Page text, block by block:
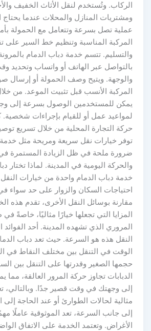
الركاب. وتُستخدم لنقل الأثاث الخفيف
ومشتريات المنازل والمحلات عندما يحتاج
عملية تصل بسرعة وتتعامل مع الحمولة
المركبة المناسبة وتنظيم خط السير على
والتسليم. تتسم خدمة دباب الدمام
بالتواصل عبر الهاتف أو واتساب وتحديد
والوجهة. ويتيح وصف الحمولة أو إرسال
المركبة الأنسب قبل تثبيت الموعد. من
يمكن للمستخدمين الوصول بسرعة إلى
لمواعيد عمل أو للقيام بإجراءات شخصية.
حركة التجارة المحلية من خلال تسريع
توفر خيارات نقل سريعة ومريحة مثل خدمة
ضرورة ملحة في ظل الزيادة المستمرة في
والحركة اليومية في المدينة. لماذا تختار
خدمة دباب الدمام واحدة من خيارات النقل
احتياجات السكان والزوار على حد سواء في
مقارنة بوسائل النقل الأخرى، تقدم هذه
المزايا التي تجعلها خيارًا مثاليًا، خاصةً في
المروري الذي تشهده المدينة. أحد الفوائد
النقل هذه هو السرعة. حيث تعد دباب الدمام
الوقت في التنقل بين مختلف النقاط في
حجمها الصغير وقدرتها على التنقل بين
الدبابات تجاوز حركة المرور العالقة، مما
إلى وجهتك في وقت قصير جدًا. وبالتالي،
مثالية لحالات الطوارئ أو عند الحاجة إلى
إلى جانب السرعة، تعد الموثوقية عاملًا
الأغراض. وتعتمد الخدمة على الاتفاق